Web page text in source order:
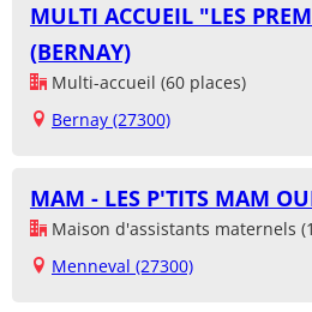
MULTI ACCUEIL "LES
(BERNAY)
Multi-accueil (60 places)
Bernay (27300)
MAM - LES P'TITS MAM
Maison d'assistants maternels
Menneval (27300)